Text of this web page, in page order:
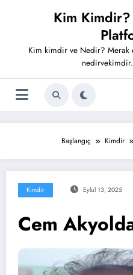
Kim
Kim kimdir ve Nedir? Merak
Başlangıç Kimdir
Kimdir Eylül 13, 2025
Cem